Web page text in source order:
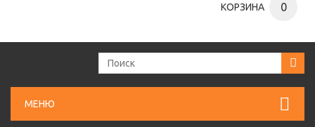
КОРЗИНА 0
МЕНЮ